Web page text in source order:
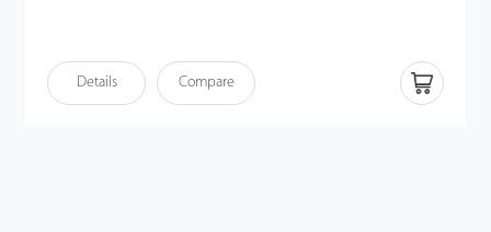
Details Compare